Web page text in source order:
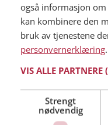
også informasjon
kan kombinere den
bruk av tjenestene
personvernerklæring.
VIS ALLE PARTNERE
Strengt
nødvendig